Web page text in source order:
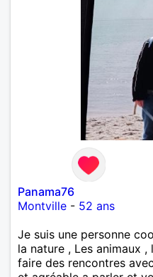
Panama76
Montville - 52 ans
Je suis une personne
la nature , Les animaux
faire des rencontres